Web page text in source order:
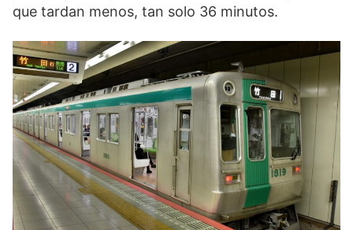
que tardan menos, tan solo 36 minutos.